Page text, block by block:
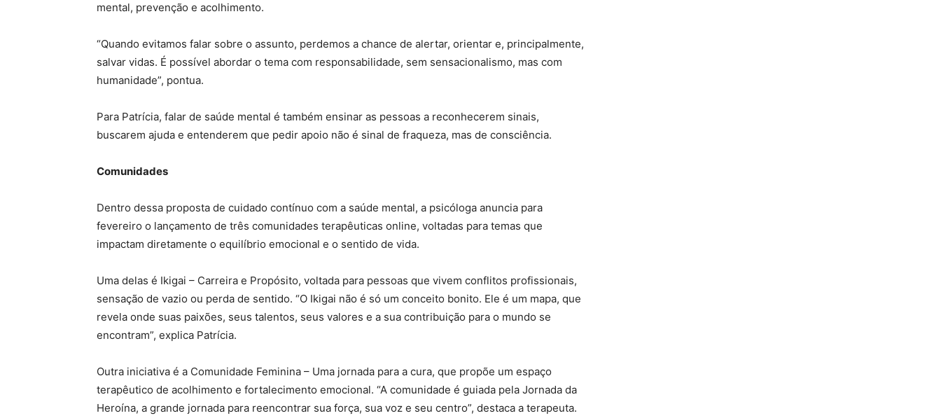
mental, prevenção e acolhimento.
“Quando evitamos falar sobre o assunto, perdemos a chance de alertar, orientar e, principalmente,
salvar vidas. É possível abordar o tema com responsabilidade, sem sensacionalismo, mas com
humanidade”, pontua.
Para Patrícia, falar de saúde mental é também ensinar as pessoas a reconhecerem sinais,
buscarem ajuda e entenderem que pedir apoio não é sinal de fraqueza, mas de consciência.
Comunidades
Dentro dessa proposta de cuidado contínuo com a saúde mental, a psicóloga anuncia para
fevereiro o lançamento de três comunidades terapêuticas online, voltadas para temas que
impactam diretamente o equilíbrio emocional e o sentido de vida.
Uma delas é Ikigai – Carreira e Propósito, voltada para pessoas que vivem conflitos profissionais,
sensação de vazio ou perda de sentido. “O Ikigai não é só um conceito bonito. Ele é um mapa, que
revela onde suas paixões, seus talentos, seus valores e a sua contribuição para o mundo se
encontram”, explica Patrícia.
Outra iniciativa é a Comunidade Feminina – Uma jornada para a cura, que propõe um espaço
terapêutico de acolhimento e fortalecimento emocional. “A comunidade é guiada pela Jornada da
Heroína, a grande jornada para reencontrar sua força, sua voz e seu centro”, destaca a terapeuta.